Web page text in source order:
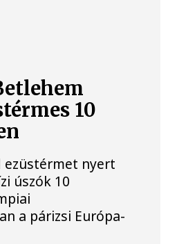
10
ezüstérmet nyert
úszók 10
a párizsi Európa-